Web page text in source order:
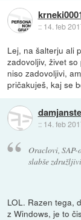
:: 14. feb
Lej, na šalterju ali
zadovoljiv, živet
niso zadovoljivi,
pričakuješ, kaj se
:: 14. feb
Oraclovi,
slabše
LOL. Razen tega,
z Windows, je to